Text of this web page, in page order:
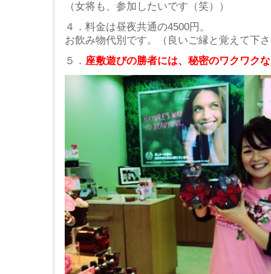
（女将も、参加したいです（笑））
４．料金は昼夜共通の4500円。
お飲み物代別です。（良いご縁と覚えて下
５． 座敷遊びの勝者には、秘密のワクワク